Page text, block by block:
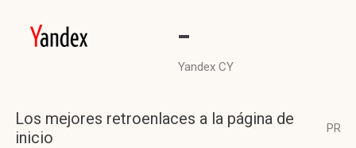
-
Yandex CY
Los mejores retroenlaces a la página de
inicio
PR